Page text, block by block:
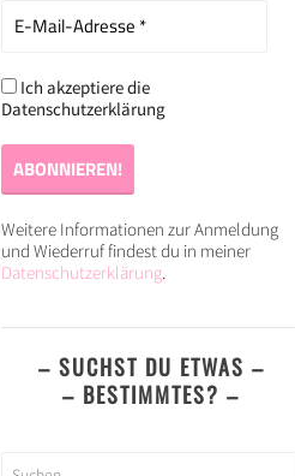
Ich akzeptiere die
Datenschutzerklärung
Weitere Informationen zur Anmeldung
und Wiederruf findest du in meiner
Datenschutzerklärung.
– SUCHST DU ETWAS –
– BESTIMMTES? –
Suchen